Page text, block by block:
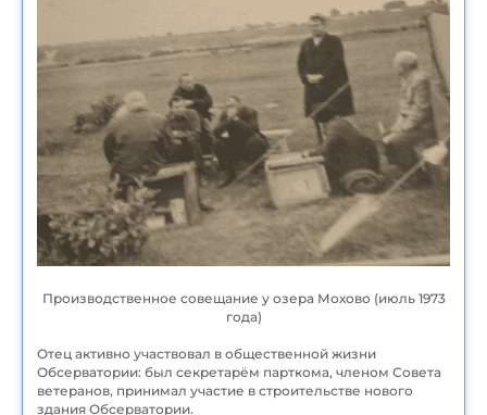
Производственное совещание у озера Мохово (июль 1973
года)
Отец активно участвовал в общественной жизни
Обсерватории: был секретарём парткома, членом Совета
ветеранов, принимал участие в строительстве нового
здания Обсерватории.